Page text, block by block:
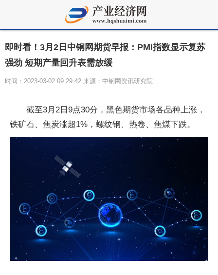
即时看！3月2日中钢网期货早报：PMI指数显示复苏
强劲 短期产量回升表需放缓
时间：2023-03-02 09:29:42 来源：中钢网资讯研究院
截至3月2日9点30分，黑色期货市场各品种上涨，
铁矿石、焦炭涨超1%，螺纹钢、热卷、焦煤下跌。